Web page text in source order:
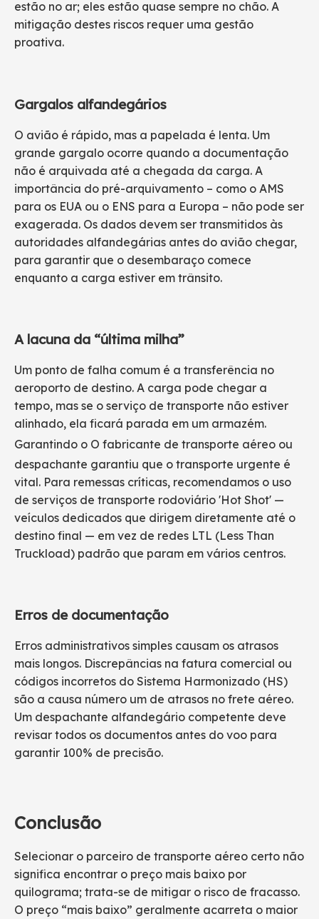
estão no ar; eles estão quase sempre no chão. A
mitigação destes riscos requer uma gestão
proativa.
Gargalos alfandegários
O avião é rápido, mas a papelada é lenta. Um
grande gargalo ocorre quando a documentação
não é arquivada até a chegada da carga. A
importância do pré-arquivamento – como o AMS
para os EUA ou o ENS para a Europa – não pode ser
exagerada. Os dados devem ser transmitidos às
autoridades alfandegárias antes do avião chegar,
para garantir que o desembaraço comece
enquanto a carga estiver em trânsito.
A lacuna da “última milha”
Um ponto de falha comum é a transferência no
aeroporto de destino. A carga pode chegar a
tempo, mas se o serviço de transporte não estiver
alinhado, ela ficará parada em um armazém.
Garantindo o O fabricante de transporte aéreo ou
despachante garantiu que o transporte urgente é
vital. Para remessas críticas, recomendamos o uso
de serviços de transporte rodoviário 'Hot Shot' —
veículos dedicados que dirigem diretamente até o
destino final — em vez de redes LTL (Less Than
Truckload) padrão que param em vários centros.
Erros de documentação
Erros administrativos simples causam os atrasos
mais longos. Discrepâncias na fatura comercial ou
códigos incorretos do Sistema Harmonizado (HS)
são a causa número um de atrasos no frete aéreo.
Um despachante alfandegário competente deve
revisar todos os documentos antes do voo para
garantir 100% de precisão.
Conclusão
Selecionar o parceiro de transporte aéreo certo não
significa encontrar o preço mais baixo por
quilograma; trata-se de mitigar o risco de fracasso.
O preço “mais baixo” geralmente acarreta o maior